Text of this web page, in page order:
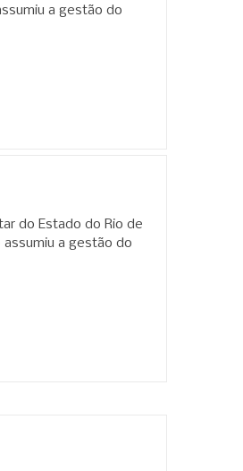
a gestão do
do Estado do Rio de
assumiu a gestão do